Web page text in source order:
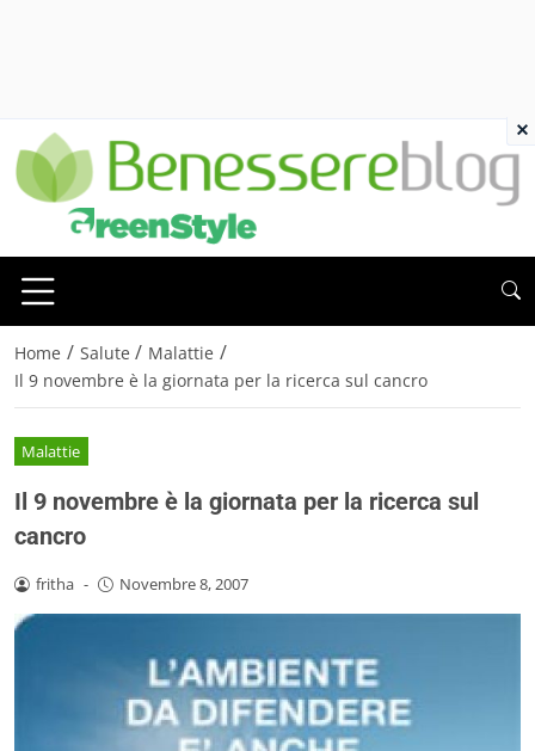
Home / Salute / Malattie /
Il 9 novembre è la giornata per la ricerca sul cancro
Malattie
Il 9 novembre è la giornata per la ricerca sul
cancro
fritha - Novembre 8, 2007
×